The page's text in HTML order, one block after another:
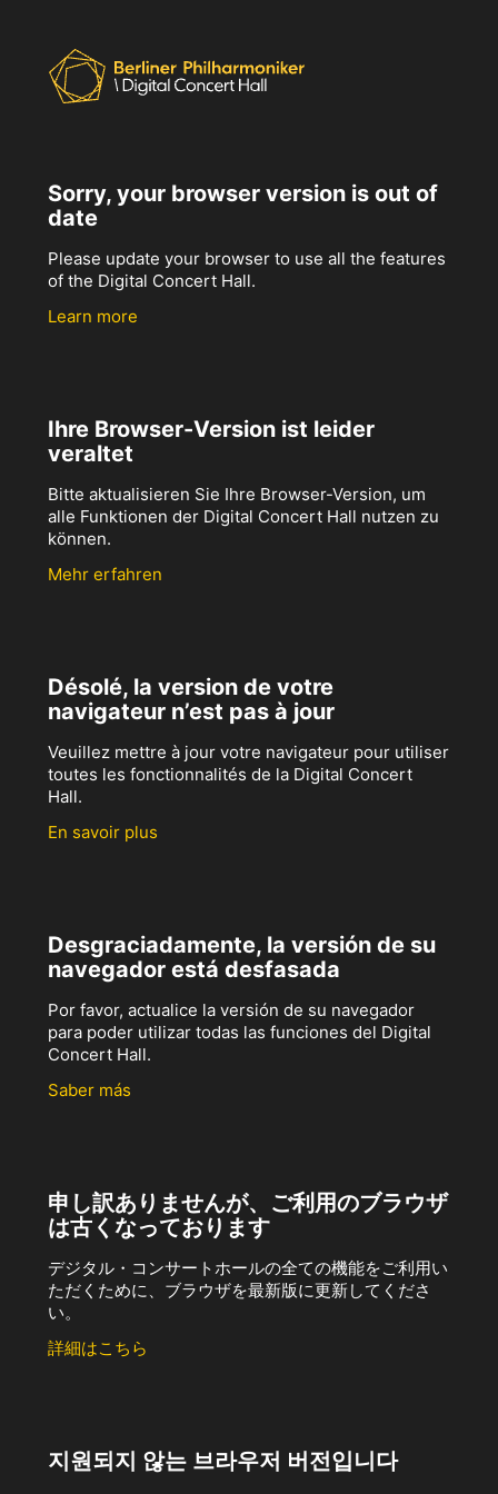
Sorry, your browser version is out of
date
Please update your browser to use all the features
of the Digital Concert Hall.
Learn more
Ihre Browser-Version ist leider
veraltet
Bitte aktualisieren Sie Ihre Browser-Version, um
alle Funktionen der Digital Concert Hall nutzen zu
können.
Mehr erfahren
Désolé, la version de votre
navigateur n’est pas à jour
Veuillez mettre à jour votre navigateur pour utiliser
toutes les fonctionnalités de la Digital Concert
Hall.
En savoir plus
Desgraciadamente, la versión de su
navegador está desfasada
Por favor, actualice la versión de su navegador
para poder utilizar todas las funciones del Digital
Concert Hall.
Saber más
申し訳ありませんが、ご利用のブラウザ
は古くなっております
デジタル・コンサートホールの全ての機能をご利用い
ただくために、ブラウザを最新版に更新してくださ
い。
詳細はこちら
지원되지 않는 브라우저 버전입니다